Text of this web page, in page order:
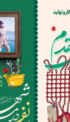
سالروز آزادسازی
سالروز آزادسازی
در بزرگترین